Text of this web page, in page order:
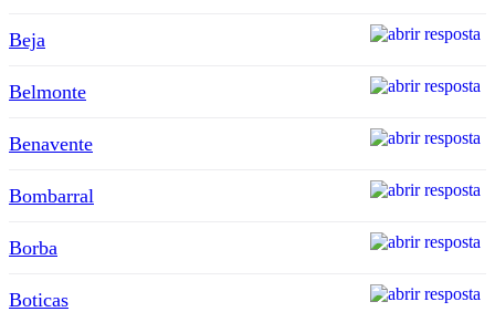
Beja
Belmonte
Benavente
Bombarral
Borba
Boticas